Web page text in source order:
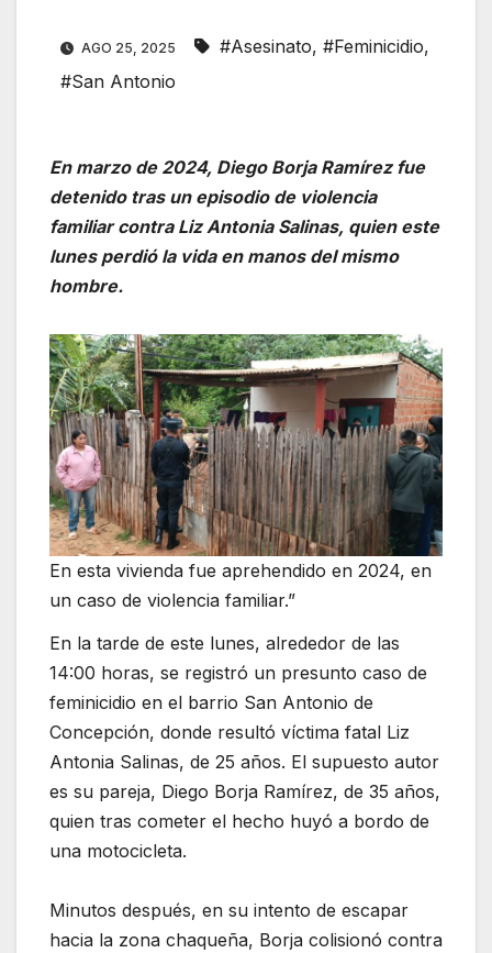
AGO 25, 2025 #Asesinato, #Feminicidio,
#San Antonio
En marzo de 2024, Diego Borja Ramírez fue
detenido tras un episodio de violencia
familiar contra Liz Antonia Salinas, quien este
lunes perdió la vida en manos del mismo
hombre.
En esta vivienda fue aprehendido en 2024, en
un caso de violencia familiar.”
En la tarde de este lunes, alrededor de las
14:00 horas, se registró un presunto caso de
feminicidio en el barrio San Antonio de
Concepción, donde resultó víctima fatal Liz
Antonia Salinas, de 25 años. El supuesto autor
es su pareja, Diego Borja Ramírez, de 35 años,
quien tras cometer el hecho huyó a bordo de
una motocicleta.
Minutos después, en su intento de escapar
hacia la zona chaqueña, Borja colisionó contra